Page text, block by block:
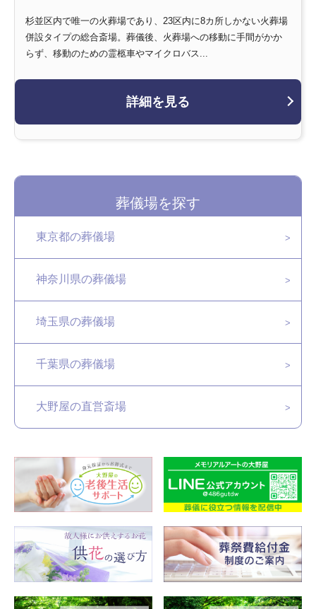
詳細を見る
杉並区内で唯一の火葬場であり、23区内に8カ所しかない火葬場
併設タイプの総合斎場。葬儀後、火葬場への移動に手間がかか
らず、移動のための霊柩車やマイクロバス...
葬儀場を探す
東京都の葬儀場
神奈川県の葬儀場
埼玉県の葬儀場
千葉県の葬儀場
大野屋の直営斎場